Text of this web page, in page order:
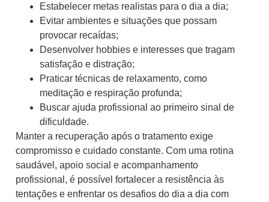
Estabelecer metas realistas para o dia a dia;
Evitar ambientes e situações que possam
provocar recaídas;
Desenvolver hobbies e interesses que tragam
satisfação e distração;
Praticar técnicas de relaxamento, como
meditação e respiração profunda;
Buscar ajuda profissional ao primeiro sinal de
dificuldade.
Manter a recuperação após o tratamento exige
compromisso e cuidado constante. Com uma rotina
saudável, apoio social e acompanhamento
profissional, é possível fortalecer a resistência às
tentações e enfrentar os desafios do dia a dia com